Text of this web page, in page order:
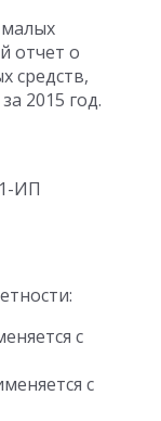
малых
отчет о
средств,
2015 год.
ИП
с
с